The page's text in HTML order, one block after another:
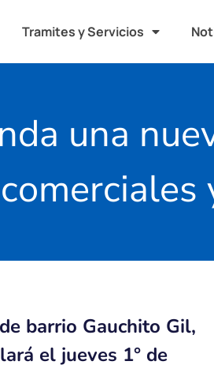
Tramites y Servicios
una
barrio Gauchito Gil,
el jueves 1° de